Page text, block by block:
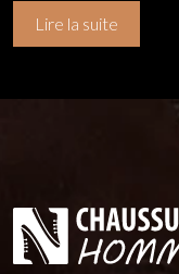
Lire la suite